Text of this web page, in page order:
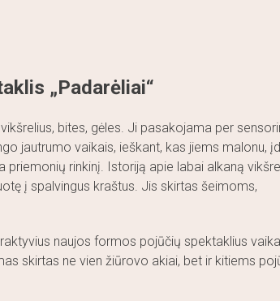
„Padarėliai“
bites, gėles. Ji pasakojama per
jautrumo vaikais, ieškant, kas jiems malonu,
priemonių rinkinį. Istoriją apie labai alkaną
į spalvingus kraštus. Jis skirtas šeimoms,
naujos formos pojūčių spektaklius
skirtas ne vien žiūrovo akiai, bet ir kitiems